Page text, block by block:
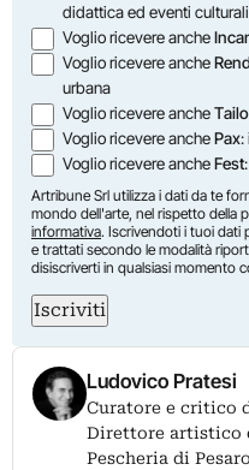
didattica ed eventi culturali
Voglio ricevere anche
Voglio ricevere anche
urbana
Voglio ricevere anche
Voglio ricevere anchePax:
Voglio ricevere ancheFest
Artribune Srl utilizza i dati da te
mondo dell'arte, nel rispetto della
informativa. Iscrivendoti i tuoi dati
e trattati secondo le modalità
disiscriverti in qualsiasi momento
Iscriviti
Ludovico Pratesi
Curatore e critico
Direttore artistico
Pescheria di